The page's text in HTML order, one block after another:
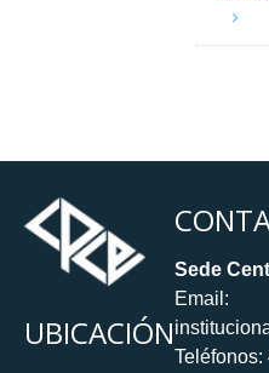
UBICACIÓN
Sede
Email:
Teléfonos: